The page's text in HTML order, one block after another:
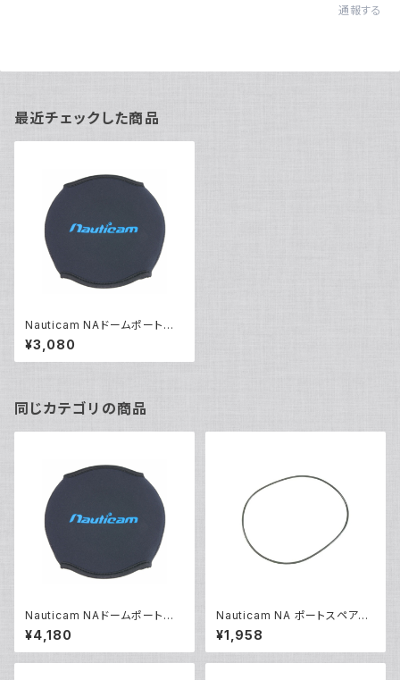
通報する
最近チェックした商品
Nauticam NAドームポートカ
バー100/E100 [20593]
¥3,080
同じカテゴリの商品
Nauticam NAドームポートカ
バー180 [20725]
¥4,180
Nauticam NA ポートスペアO
リング90140 [20866]
¥1,958